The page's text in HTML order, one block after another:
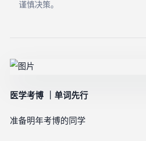
谨慎决策。
医学考博 ｜单词先行
准备明年考博的同学